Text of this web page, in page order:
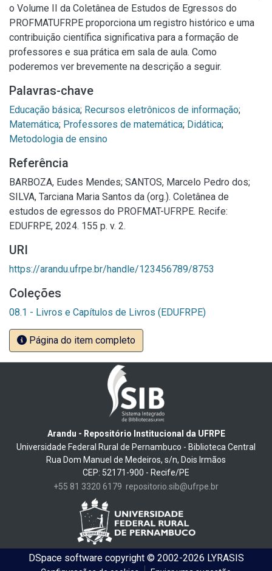
o Volume II da Coletânea de Estudos de Egressos do
PROFMATUFRPE proporciona um registro histórico e uma
contribuição científica significativa para a formação de
professores e sua prática em sala de aula. Como
poderemos ver brevemente na descrição a seguir.
Palavras-chave
Educação básica; Recursos eletrônicos de informação;
Matemática; Professores de matemática; Didática;
Metodologia de ensino
Referência
BARBOZA, Eudes Mendes; SANTOS, Marcelo Pedro dos;
SILVA, Tarciana Maria Santos da (org.). Coletânea de
estudos de egressos do PROFMAT-UFRPE. Recife:
EDUFRPE, 2024. 155 p. v. 2.
URI
https://arandu.ufrpe.br/handle/123456789/8753
Coleções
08.1 - Livros e Capítulos de Livros (EDUFRPE)
Página do item completo
Arandu - Repositório Institucional da UFRPE
Universidade Federal Rural de Pernambuco - Biblioteca Central
Rua Dom Manuel de Medeiros, s/n, Dois Irmãos
CEP: 52171-900 - Recife/PE
+55 81 3320 6179 repositorio.sib@ufrpe.br
DSpace softwarecopyright © 2002-2026 LYRASIS